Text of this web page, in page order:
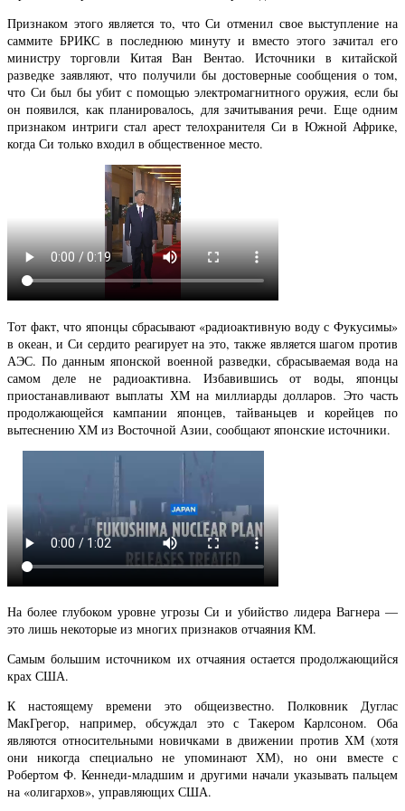
Признаком этого является то, что Си отменил свое выступление на
саммите БРИКС в последнюю минуту и вместо этого зачитал его
министру торговли Китая Ван Вентао. Источники в китайской
разведке заявляют, что получили бы достоверные сообщения о том,
что Си был бы убит с помощью электромагнитного оружия, если бы
он появился, как планировалось, для зачитывания речи. Еще одним
признаком интриги стал арест телохранителя Си в Южной Африке,
когда Си только входил в общественное место.
Тот факт, что японцы сбрасывают «радиоактивную воду с Фукусимы»
в океан, и Си сердито реагирует на это, также является шагом против
АЭС. По данным японской военной разведки, сбрасываемая вода на
самом деле не радиоактивна. Избавившись от воды, японцы
приостанавливают выплаты ХМ на миллиарды долларов. Это часть
продолжающейся кампании японцев, тайваньцев и корейцев по
вытеснению ХМ из Восточной Азии, сообщают японские источники.
На более глубоком уровне угрозы Си и убийство лидера Вагнера —
это лишь некоторые из многих признаков отчаяния КМ.
Самым большим источником их отчаяния остается продолжающийся
крах США.
К настоящему времени это общеизвестно. Полковник Дуглас
МакГрегор, например, обсуждал это с Такером Карлсоном. Оба
являются относительными новичками в движении против ХМ (хотя
они никогда специально не упоминают ХМ), но они вместе с
Робертом Ф. Кеннеди-младшим и другими начали указывать пальцем
на «олигархов», управляющих США.